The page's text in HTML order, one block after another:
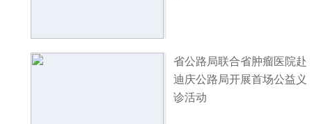
省公路局联合省肿瘤医院赴
迪庆公路局开展首场公益义
诊活动